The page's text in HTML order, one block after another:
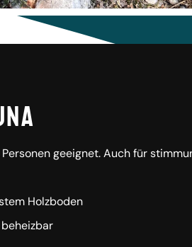
geeignet. Auch für
Holzboden